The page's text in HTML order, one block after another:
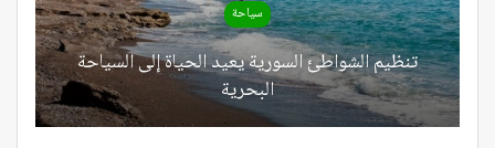
سياحة
تنظيم الشواطئ السورية يعيد الحياة إلى السياحة
البحرية